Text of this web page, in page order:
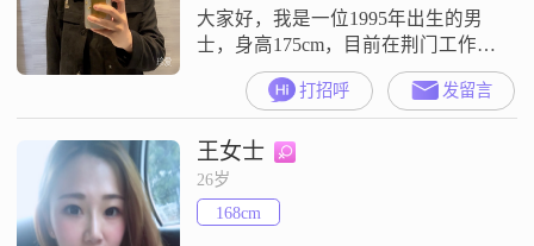
是电子游戏，另一
大家好，我是一位1995年出生的男
士，身高175cm，目前在荆门工作
##3002##我的月收入在12001到
20000元之间，学历是大专##3002##
我性格稳重可靠，乐观积极，随和
易相处，对待事物总是耐心包容
##3002##在我的价值观里，家庭是
非常重要的，我会把家庭放在首位
##3002##我认为真诚是人与人之间
打招呼 发留言
王女士
26岁
168cm